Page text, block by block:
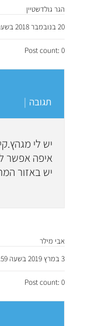
הגר גולדשטיין
20 בנובמבר 2018 בשעה 9:24
Post count: 0
תגובה |
יש לי
איפה אפשר
יש באזור
אבי מילר
3 במרץ 2019 בשעה 12:59
Post count: 0